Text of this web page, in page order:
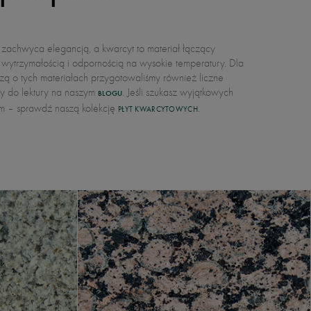
do lektury na naszym
BLOGU
. Jeśli szukasz wyjątkowych
– sprawdź naszą kolekcję PŁYT KWARCYTOWYCH.